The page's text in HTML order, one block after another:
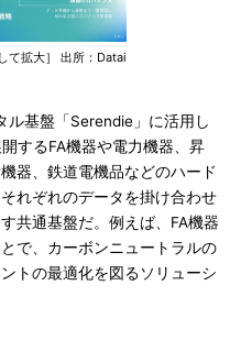
て拡大］ 出所：Datai
基盤「Serendie」に活用し
するFA機器や電力機器、昇
器、鉄道電機品などのハード
れぞれのデータを掛け合わせ
共通基盤だ。例えば、FA機器
で、カーボンニュートラルの
トの最適化を図るソリューシ